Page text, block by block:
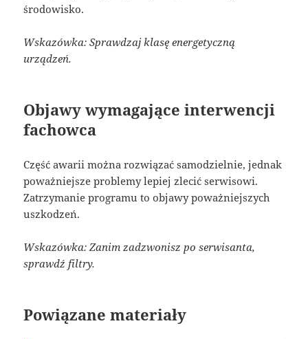
środowisko.
Wskazówka: Sprawdzaj klasę energetyczną
urządzeń.
Objawy wymagające interwencji
fachowca
Część awarii można rozwiązać samodzielnie, jednak
poważniejsze problemy lepiej zlecić serwisowi.
Zatrzymanie programu to objawy poważniejszych
uszkodzeń.
Wskazówka: Zanim zadzwonisz po serwisanta,
sprawdź filtry.
Powiązane materiały